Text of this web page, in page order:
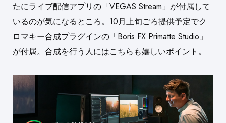
たにライブ配信アプリの「VEGAS Stream」が付属して
いるのが気になるところ。10月上旬ごろ提供予定でク
ロマキー合成プラグインの「Boris FX Primatte Studio」
が付属。合成を行う人にはこちらも嬉しいポイント。